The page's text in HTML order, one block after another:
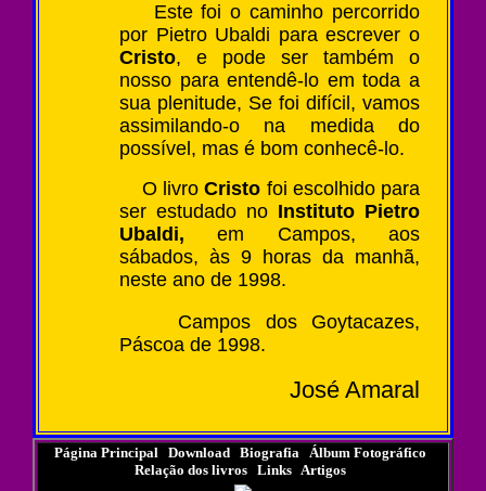
Este foi o caminho percorrido
por Pietro Ubaldi para escrever o
Cristo, e pode ser também o
nosso para entendê-lo em toda a
sua plenitude, Se foi difícil, vamos
assimilando-o na medida do
possível, mas é bom conhecê-lo.
O livroCristo foi escolhido para
ser estudado no Instituto Pietro
Ubaldi,em Campos, aos
sábados, às 9 horas da manhã,
neste ano de 1998.
Campos dos Goytacazes,
Páscoa de 1998.
José Amaral
Página Principal Download Biografia Álbum Fotográfico
Relação dos livros| Links| Artigos|